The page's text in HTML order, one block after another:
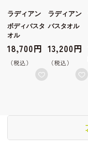
ラディアン
ボディバスタ
オル
18,700円
ラディアン
バスタオル
13,200円